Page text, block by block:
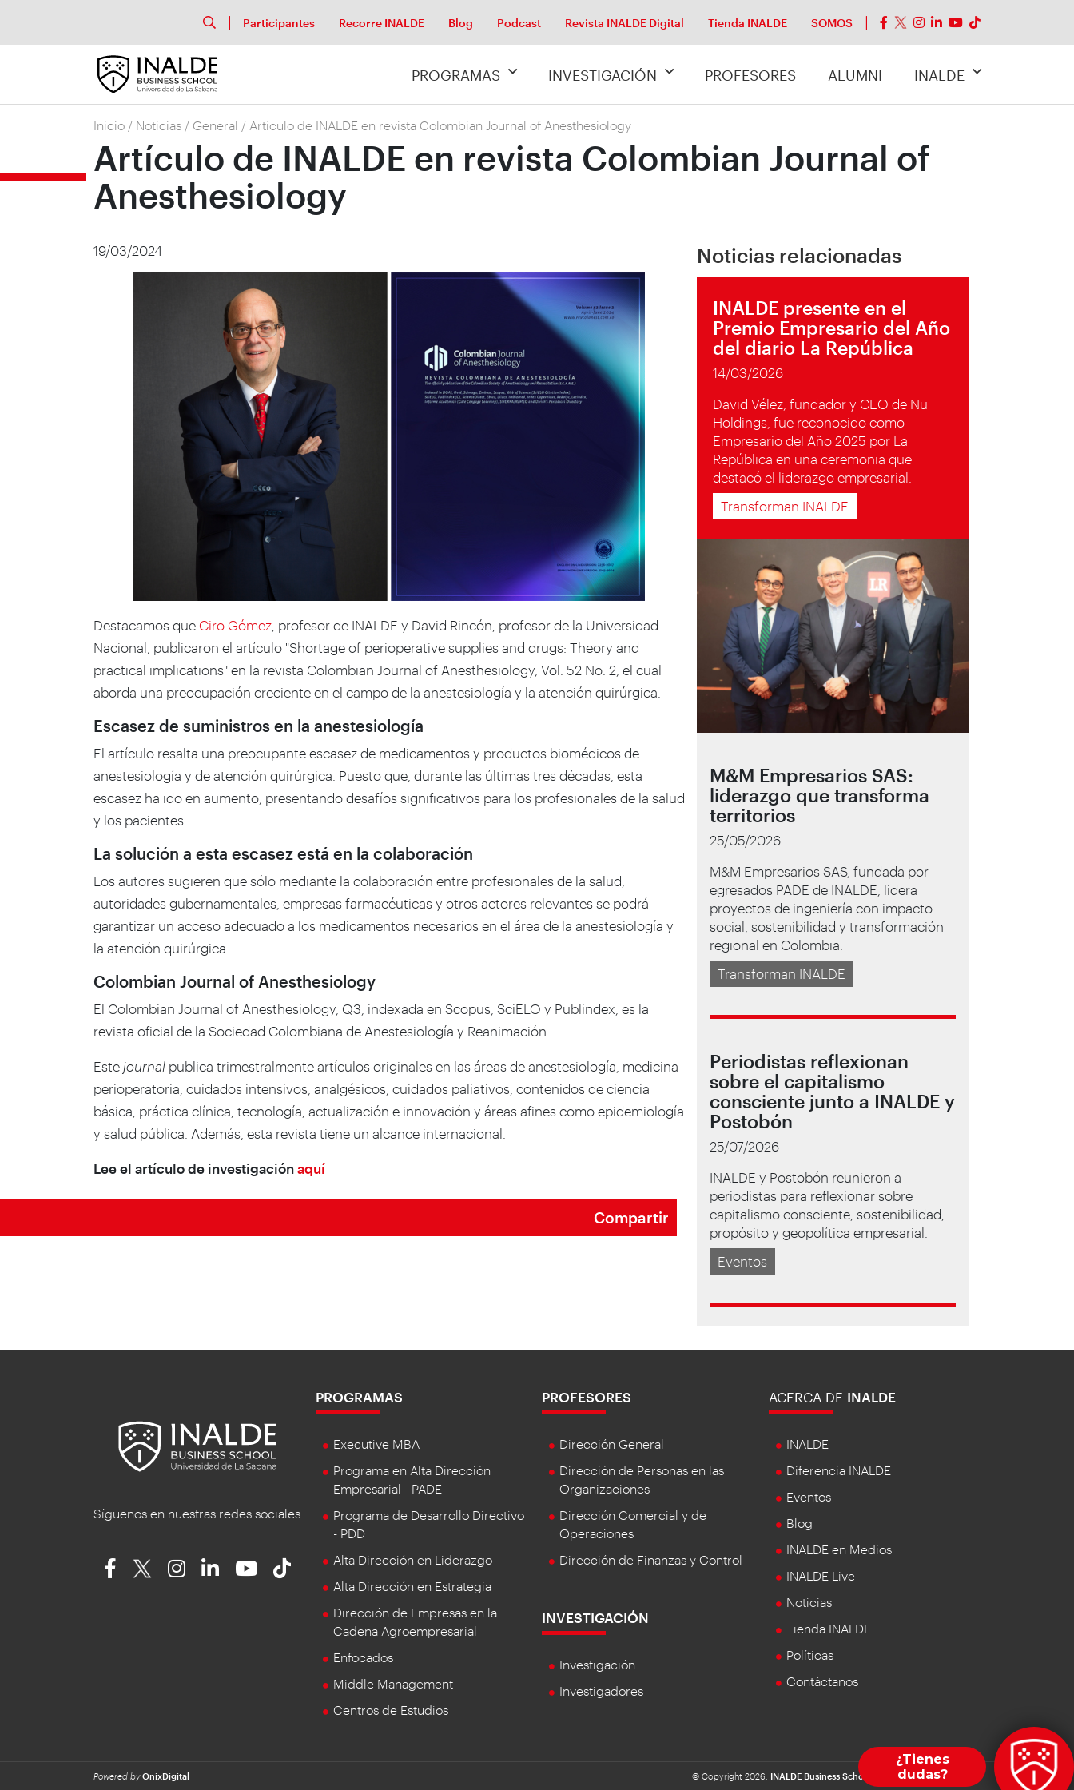
Participantes Recorre INALDE Blog Podcast Revista INALDE Digital Tienda INALDE SOMOS
PROGRAMAS INVESTIGACIÓN PROFESORES ALUMNI INALDE
Inicio / Noticias / General / Artículo de INALDE en revista Colombian Journal of Anesthesiology
Artículo de INALDE en revista Colombian Journal of
Anesthesiology
19/03/2024
Destacamos que Ciro Gómez , profesor de INALDE y David Rincón, profesor de la Universidad
Nacional, publicaron el artículo "Shortage of perioperative supplies and drugs: Theory and
practical implications" en la revista Colombian Journal of Anesthesiology, Vol. 52 No. 2, el cual
aborda una preocupación creciente en el campo de la anestesiología y la atención quirúrgica.
Escasez de suministros en la anestesiología
El artículo resalta una preocupante escasez de medicamentos y productos biomédicos de
anestesiología y de atención quirúrgica. Puesto que, durante las últimas tres décadas, esta
escasez ha ido en aumento, presentando desafíos significativos para los profesionales de la salud
y los pacientes.
La solución a esta escasez está en la colaboración
Los autores sugieren que sólo mediante la colaboración entre profesionales de la salud,
autoridades gubernamentales, empresas farmacéuticas y otros actores relevantes se podrá
garantizar un acceso adecuado a los medicamentos necesarios en el área de la anestesiología y
la atención quirúrgica.
Colombian Journal of Anesthesiology
El Colombian Journal of Anesthesiology , Q3, indexada en Scopus, SciELO y Publindex, es la
revista oficial de la Sociedad Colombiana de Anestesiología y Reanimación.
Este journal publica trimestralmente artículos originales en las áreas de anestesiología, medicina
perioperatoria, cuidados intensivos, analgésicos, cuidados paliativos, contenidos de ciencia
básica, práctica clínica, tecnología, actualización e innovación y áreas afines como epidemiología
y salud pública. Además, esta revista tiene un alcance internacional.
Lee el artículo de investigación aquí
Compartir
Noticias relacionadas
INALDE presente en el
Premio Empresario del Año
del diario La República
14/03/2026
David Vélez, fundador y CEO de Nu
Holdings, fue reconocido como
Empresario del Año 2025 por La
República en una ceremonia que
destacó el liderazgo empresarial.
Transforman INALDE
M&M Empresarios SAS:
liderazgo que transforma
territorios
25/05/2026
M&M Empresarios SAS, fundada por
egresados PADE de INALDE, lidera
proyectos de ingeniería con impacto
social, sostenibilidad y transformación
regional en Colombia.
Transforman INALDE
Periodistas reflexionan
sobre el capitalismo
consciente junto a INALDE y
Postobón
25/07/2026
INALDE y Postobón reunieron a
periodistas para reflexionar sobre
capitalismo consciente, sostenibilidad,
propósito y geopolítica empresarial.
Eventos
Síguenos en nuestras redes sociales
PROGRAMAS
Executive MBA
Programa en Alta Dirección
Empresarial - PADE
Programa de Desarrollo Directivo
- PDD
Alta Dirección en Liderazgo
Alta Dirección en Estrategia
Dirección de Empresas en la
Cadena Agroempresarial
Enfocados
Middle Management
Centros de Estudios
PROFESORES
Dirección General
Dirección de Personas en las
Organizaciones
Dirección Comercial y de
Operaciones
Dirección de Finanzas y Control
INVESTIGACIÓN
Investigación
Investigadores
ACERCA DE INALDE
INALDE
Diferencia INALDE
Eventos
Blog
INALDE en Medios
INALDE Live
Noticias
Tienda INALDE
Políticas
Contáctanos
Powered by OnixDigital © Copyright 2026. INALDE Business School | Universidad de la Sabana